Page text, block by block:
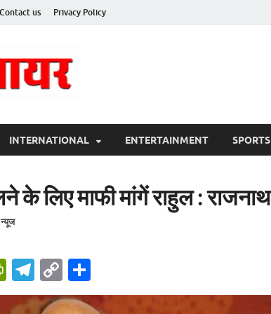
Contact us Privacy Policy
INTERNATIONAL ENTERTAINMENT SPORTS
के लिए माफी मांगें राहुल : राजनाथ
P
ri
T
el
C
o h